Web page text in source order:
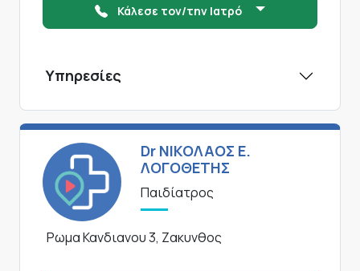
Κάλεσε τον/την Ιατρό
Υπηρεσίες
Dr ΝΙΚΟΛΑΟΣ Ε.
ΛΟΓΟΘΕΤΗΣ
Παιδίατρος
Ρωμα Κανδιανου 3, Ζακυνθος